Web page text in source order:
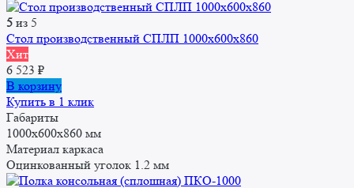
5 из 5
Стол производственный СПЛП 1000х600х860
Хит
6 523 ₽
В корзину
Купить в 1 клик
Габариты
1000x600x860 мм
Материал каркаса
Оцинкованный уголок 1.2 мм